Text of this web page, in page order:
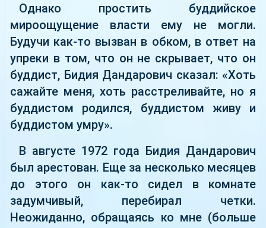
Однако простить буддийское
мироощущение власти ему не могли.
Будучи как-то вызван в обком, в ответ на
упреки в том, что он не скрывает, что он
буддист, Бидия Дандарович сказал: «Хоть
сажайте меня, хоть расстреливайте, но я
буддистом родился, буддистом живу и
буддистом умру».
В августе 1972 года Бидия Дандарович
был арестован. Еще за несколько месяцев
до этого он как-то сидел в комнате
задумчивый, перебирал четки.
Неожиданно, обращаясь ко мне (больше